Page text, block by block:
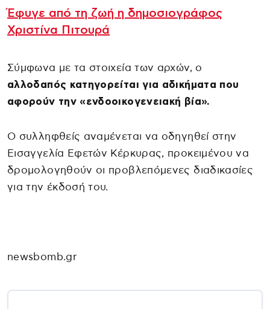
Έφυγε από τη ζωή η δημοσιογράφος
Χριστίνα Πιτουρά
Σύμφωνα με τα στοιχεία των αρχών, ο
αλλοδαπός κατηγορείται για αδικήματα που
αφορούν την «ενδοοικογενειακή βία».
Ο συλληφθείς αναμένεται να οδηγηθεί στην
Εισαγγελία Εφετών Κέρκυρας, προκειμένου να
δρομολογηθούν οι προβλεπόμενες διαδικασίες
για την έκδοσή του.
newsbomb.gr